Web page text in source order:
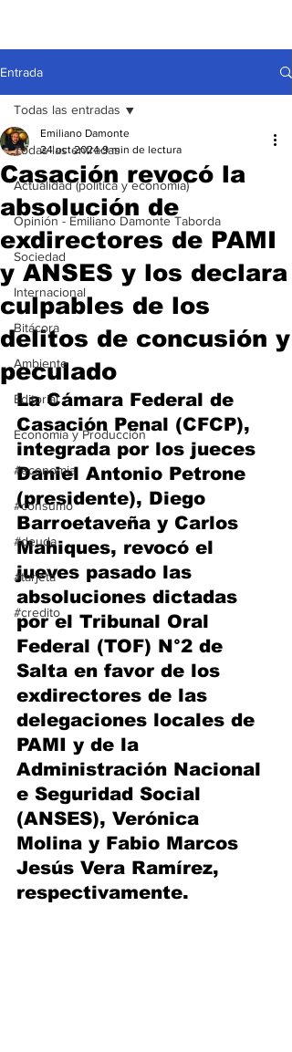
Entrada
Todas las entradas
Actualidad (política y economía)
Opinión - Emiliano Damonte Taborda
Sociedad
Internacional
Bitácora
Ambiente
Editorial
Economía y Producción
#economia
#consumo
#deuda
#tarjeta
#credito
Todas las entradas
Casación revocó la
absolución de
exdirectores de PAMI
y ANSES y los declara
culpables de los
delitos de concusión y
peculado
Emiliano Damonte
24 oct 2024 9 min de lectura
La Cámara Federal de
Casación Penal (CFCP),
integrada por los jueces
Daniel Antonio Petrone
(presidente), Diego
Barroetaveña y Carlos
Mahiques, revocó el
jueves pasado las
absoluciones dictadas
por el Tribunal Oral
Federal (TOF) N°2 de
Salta en favor de los
exdirectores de las
delegaciones locales de
PAMI y de la
Administración Nacional
e Seguridad Social
(ANSES), Verónica
Molina y Fabio Marcos
Jesús Vera Ramírez,
respectivamente.